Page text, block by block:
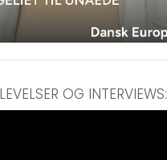
OG INTERVIEWS: